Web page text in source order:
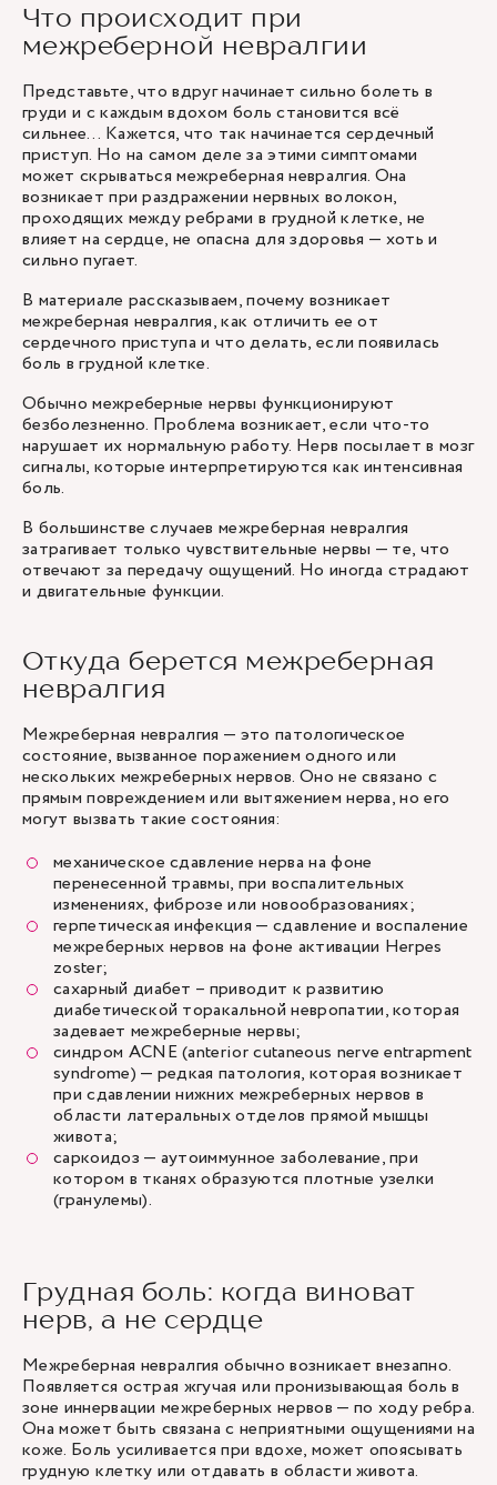
Что происходит при
межреберной невралгии
Представьте, что вдруг начинает сильно болеть в
груди и с каждым вдохом боль становится всё
сильнее… Кажется, что так начинается сердечный
приступ. Но на самом деле за этими симптомами
может скрываться межреберная невралгия. Она
возникает при раздражении нервных волокон,
проходящих между ребрами в грудной клетке, не
влияет на сердце, не опасна для здоровья — хоть и
сильно пугает.
В материале рассказываем, почему возникает
межреберная невралгия, как отличить ее от
сердечного приступа и что делать, если появилась
боль в грудной клетке.
Обычно межреберные нервы функционируют
безболезненно. Проблема возникает, если что-то
нарушает их нормальную работу. Нерв посылает в мозг
сигналы, которые интерпретируются как интенсивная
боль.
В большинстве случаев межреберная невралгия
затрагивает только чувствительные нервы — те, что
отвечают за передачу ощущений. Но иногда страдают
и двигательные функции.
Откуда берется межреберная
невралгия
Межреберная невралгия — это патологическое
состояние, вызванное поражением одного или
нескольких межреберных нервов. Оно не связано с
прямым повреждением или вытяжением нерва, но его
могут вызвать такие состояния:
механическое сдавление нерва на фоне
перенесенной травмы, при воспалительных
изменениях, фиброзе или новообразованиях;
герпетическая инфекция — сдавление и воспаление
межреберных нервов на фоне активации Herpes
zoster;
сахарный диабет – приводит к развитию
диабетической торакальной невропатии, которая
задевает межреберные нервы;
синдром ACNE (anterior cutaneous nerve entrapment
syndrome) — редкая патология, которая возникает
при сдавлении нижних межреберных нервов в
области латеральных отделов прямой мышцы
живота;
саркоидоз — аутоиммунное заболевание, при
котором в тканях образуются плотные узелки
(гранулемы).
Грудная боль: когда виноват
нерв, а не сердце
Межреберная невралгия обычно возникает внезапно.
Появляется острая жгучая или пронизывающая боль в
зоне иннервации межреберных нервов — по ходу ребра.
Она может быть связана с неприятными ощущениями на
коже. Боль усиливается при вдохе, может опоясывать
грудную клетку или отдавать в области живота.